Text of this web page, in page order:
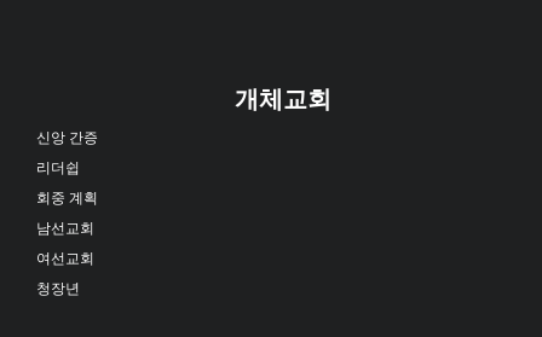
개체교회
신앙 간증
리더쉽
회중 계획
남선교회
여선교회
청장년